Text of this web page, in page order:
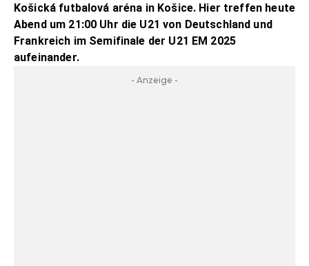
Košická futbalová aréna in Košice. Hier treffen heute
Abend um 21:00 Uhr die U21 von Deutschland und
Frankreich im Semifinale der U21 EM 2025
aufeinander.
- Anzeige -